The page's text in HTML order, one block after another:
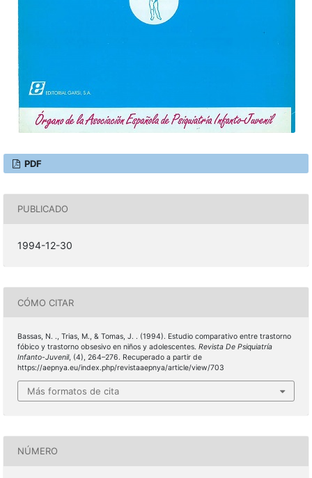
PDF
PUBLICADO
1994-12-30
CÓMO CITAR
Bassas, N. ., Trias, M., & Tomas, J. . (1994). Estudio comparativo entre trastorno
fóbico y trastorno obsesivo en niños y adolescentes. Revista De Psiquiatría
Infanto-Juvenil, (4), 264–276. Recuperado a partir de
https://aepnya.eu/index.php/revistaaepnya/article/view/703
Más formatos de cita
NÚMERO